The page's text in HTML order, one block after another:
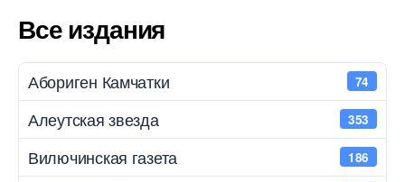
Все издания
Абориген Камчатки 74
Алеутская звезда 353
Вилючинская газета 186